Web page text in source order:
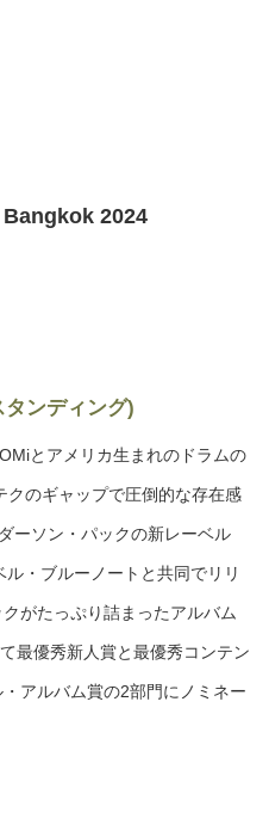
2024
ンディング)
とアメリカ生まれのドラムの
のギャップで圧倒的な存在感
ーソン・パックの新レーベル
・ブルーノートと共同でリリ
がたっぷり詰まったアルバム
最優秀新人賞と最優秀コンテン
アルバム賞の2部門にノミネー